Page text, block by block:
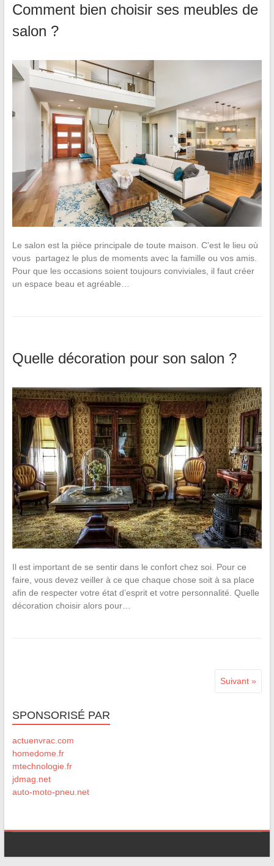
Comment bien choisir ses meubles de
salon ?
Le salon est la pièce principale de toute maison. C’est le lieu où
vous partagez le plus de moments avec la famille ou vos amis.
Pour que les occasions soient toujours conviviales, il faut créer
un espace beau et agréable…
Quelle décoration pour son salon ?
Il est important de se sentir dans le confort chez soi. Pour ce
faire, vous devez veiller à ce que chaque chose soit à sa place
afin de respecter votre état d’esprit et votre personnalité. Quelle
décoration choisir alors pour…
Suivant »
SPONSORISÉ PAR
actuenvrac.com
homedome.fr
mtechnologie.fr
jdmag.net
auto-moto-pneu.net